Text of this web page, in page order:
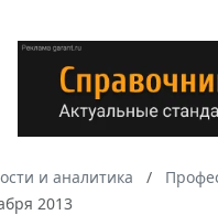
и аналитика
2013